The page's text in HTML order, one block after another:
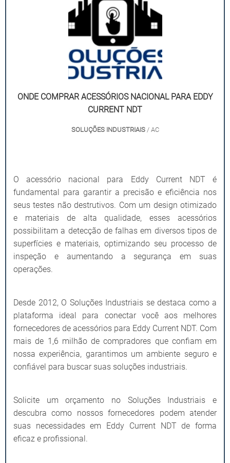
ONDE COMPRAR ACESSÓRIOS NACIONAL PARA EDDY
CURRENT NDT
SOLUÇÕES INDUSTRIAIS/ AC
O acessório nacional para Eddy Current NDT é
fundamental para garantir a precisão e eficiência nos
seus testes não destrutivos. Com um design otimizado
e materiais de alta qualidade, esses acessórios
possibilitam a detecção de falhas em diversos tipos de
superfícies e materiais, optimizando seu processo de
inspeção e aumentando a segurança em suas
operações.
Desde 2012, O Soluções Industriais se destaca como a
plataforma ideal para conectar você aos melhores
fornecedores de acessórios para Eddy Current NDT. Com
mais de 1,6 milhão de compradores que confiam em
nossa experiência, garantimos um ambiente seguro e
confiável para buscar suas soluções industriais.
Solicite um orçamento no Soluções Industriais e
descubra como nossos fornecedores podem atender
suas necessidades em Eddy Current NDT de forma
eficaz e profissional.